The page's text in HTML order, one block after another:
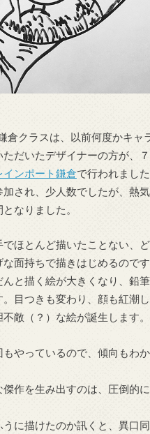
倉クラスは、以前何度かキャ
だいたデザイナーの方が、
インポート鎌倉で行われました
され、少人数でしたが、熱
なりました。
ほとんど描いたことない、
面持ちで描きはじめるので
と描く絵が大きくなり、鉛
目つきも変わり、顔も紅潮し
敵（？）な絵が誕生します。
やっているので、傾向もわ
傑作を生み出すのは、圧倒的
に描けたのか訊くと、異口